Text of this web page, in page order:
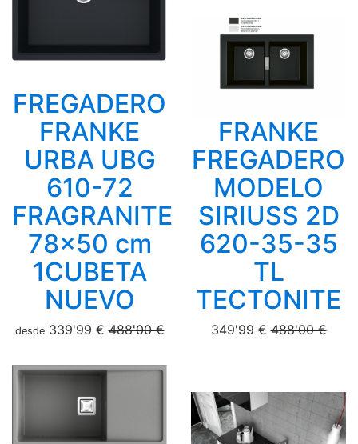
FREGADERO
FRANKE
URBA UBG
610-72
FRAGRANITE
78x50 cm
1CUBETA
NUEVO
desde339'99 €488'00 €
FRANKE
FREGADERO
MODELO
SIRIUSS 2D
620-35-35
TL
TECTONITE
349'99 €488'00 €